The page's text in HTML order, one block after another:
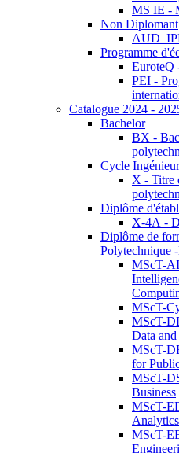
MS IE -
Non Diplomant
Programme
EuroteQ
PEI -
Catalogue 2024 -
Bachelor
BX -
Cycle Ingénieur
X - Titre
Diplôme
X-4A -
Diplôme de
Polytechnique
MScT-
MScT-
MScT-
Data
MScT-
for
MScT-
Business
MScT-
MScT-